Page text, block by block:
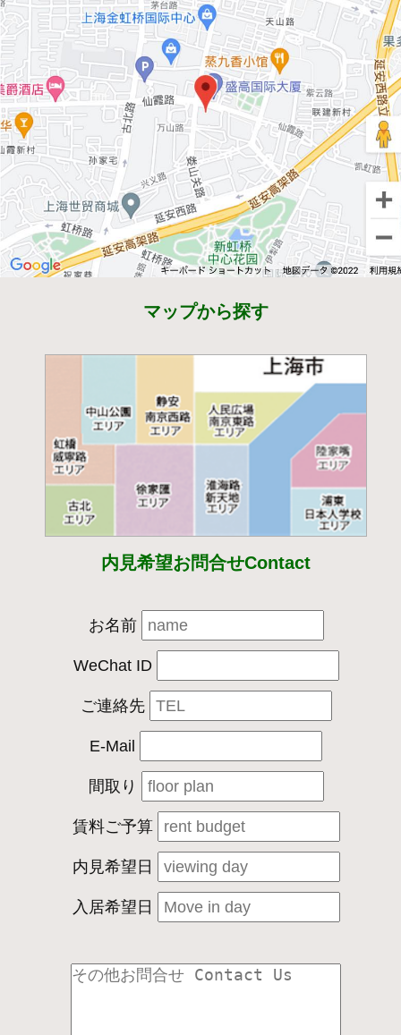
マップから探す
内見希望お問合せContact
お名前
WeChat ID
ご連絡先
E-Mail
間取り
賃料ご予算
内見希望日
入居希望日